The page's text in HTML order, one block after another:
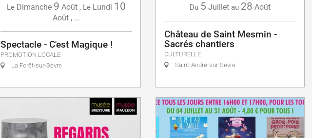
Le Dimanche 9 Août , Le Lundi 10
Août , ...
Spectacle - C'est Magique !
PROMOTION LOCALE
La Forêt-sur-Sèvre
Du 5 Juillet au 28 Août
Château de Saint Mesmin -
Sacrés chantiers
CULTURELLE
Saint-André-sur-Sèvre